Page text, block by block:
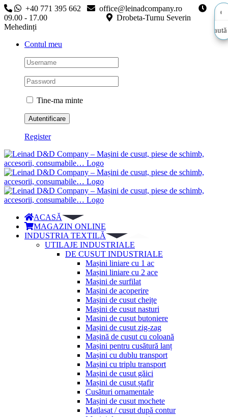
Skip
to
content
+40 771 395 662
office@leinadcompany.ro
09.00 - 17.00
Drobeta-Turnu Severin
Mehedinți
Contul meu
Tine-ma minte
Register
ACASĂ
MAGAZIN ONLINE
INDUSTRIA TEXTILĂ
UTILAJE INDUSTRIALE
DE CUSUT INDUSTRIALE
Mașini liniare cu 1 ac
Mașini liniare cu 2 ace
Mașini de surfilat
Mașini de acoperire
Mașini de cusut cheițe
Mașini de cusut nasturi
Masini de cusut butoniere
Mașini de cusut zig-zag
Mașină de cusut cu coloană
Mașini pentru cusătură lanț
Mașini cu dublu transport
Mașini cu triplu transport
Mașini de cusut găici
Mașini de cusut ștafir
Cusături ornamentale
Mașini de cusut mochete
Matlasat / cusut după contur
Caută
Caută